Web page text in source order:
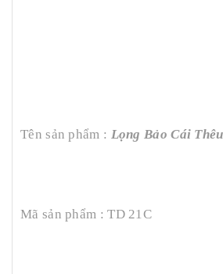
Tên sản phẩm : Lọng Bảo Cái
Mã sản phẩm : TD 21C